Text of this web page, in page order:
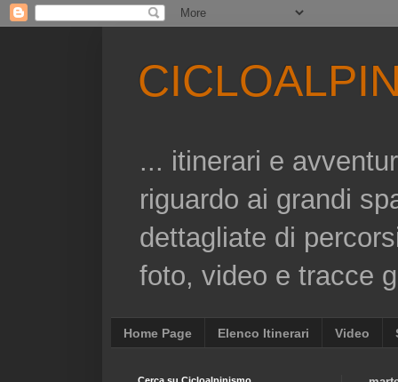
... itinerari e
riguardo ai grandi
dettagliate di
foto, video e tracce
Home Page Elenco Itinerari Video